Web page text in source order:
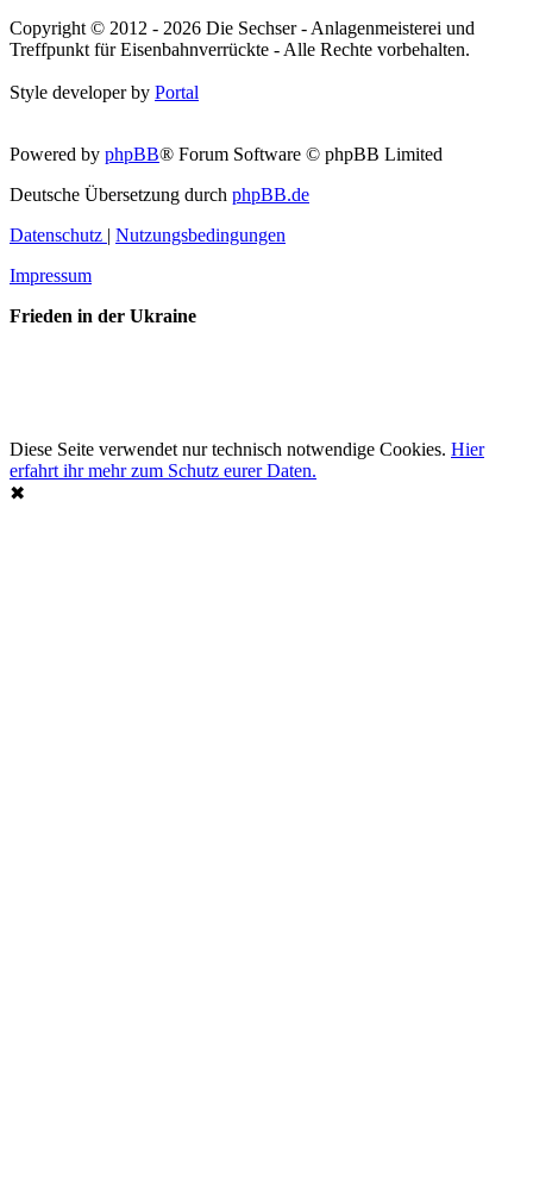
Copyright © 2012 - 2026 Die Sechser - Anlagenmeisterei und
Treffpunkt für Eisenbahnverrückte - Alle Rechte vorbehalten.
Style developer by Portal
Powered by phpBB® Forum Software © phpBB Limited
Deutsche Übersetzung durch phpBB.de
Datenschutz | Nutzungsbedingungen
Impressum
Frieden in der Ukraine
Diese Seite verwendet nur technisch notwendige Cookies. Hier
erfahrt ihr mehr zum Schutz eurer Daten.
✖